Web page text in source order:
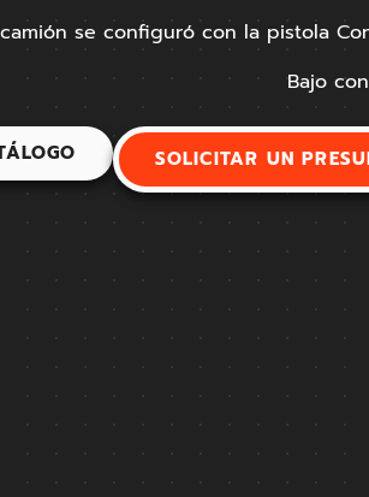
se configuró con la pistola
Bajo
SOLICITAR UN